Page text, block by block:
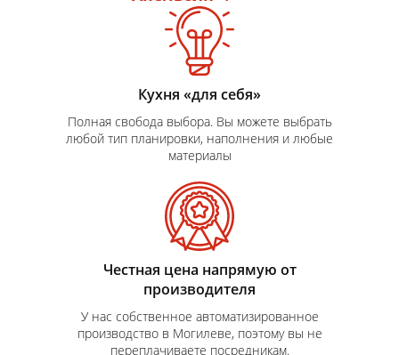
Кухня «для себя»
Полная свобода выбора. Вы можете выбрать
любой тип планировки, наполнения и любые
материалы
Честная цена напрямую от
производителя
У нас собственное автоматизированное
производство в Могилеве, поэтому вы не
переплачиваете посредникам.